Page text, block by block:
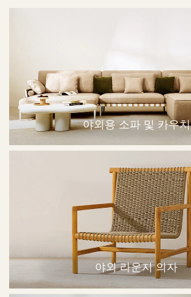
야외용 소파 및 카우치
야외 라운지 의자